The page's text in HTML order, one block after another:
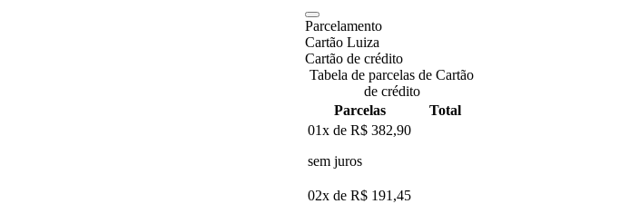
Parcelamento
Cartão Luiza
Cartão de crédito
Tabela de parcelas de Cartão
de crédito
Parcelas
Total
01x de R$ 382,90
sem juros
02x de R$ 191,45